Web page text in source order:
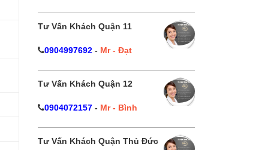
Tư Vấn Khách Quận 11
0904997692- Mr - Đạt
Tư Vấn Khách Quận 12
0904072157- Mr - Bình
Tư Vấn Khách Quận Thủ Đức